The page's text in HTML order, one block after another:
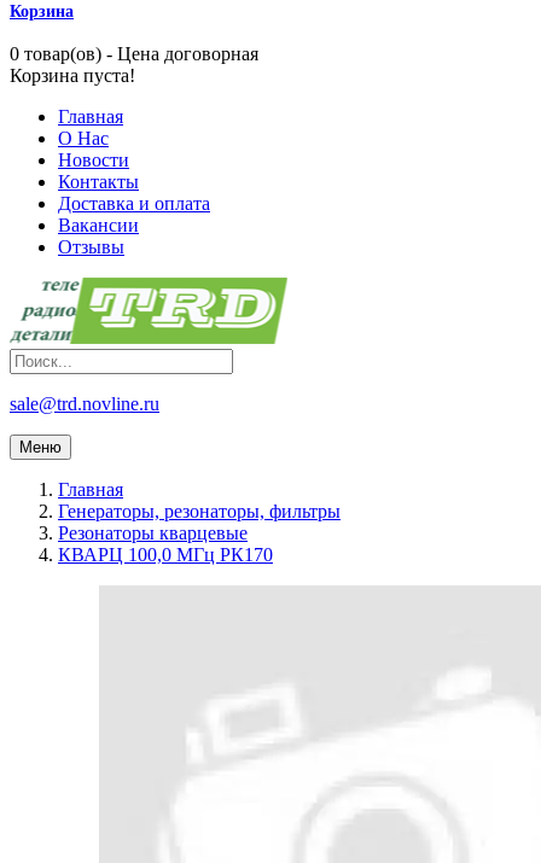
Корзина
0 товар(ов) - Цена договорная
Корзина пуста!
Главная
О Нас
Новости
Контакты
Доставка и оплата
Вакансии
Отзывы
sale@trd.novline.ru
Меню
Главная
Генераторы, резонаторы, фильтры
Резонаторы кварцевые
КВАРЦ 100,0 МГц РК170